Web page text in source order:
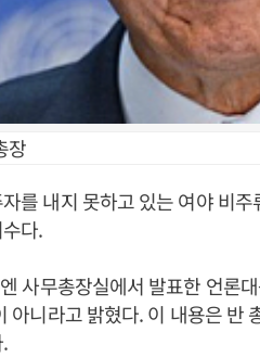
장
를 내지 못하고 있는 여야 비
다.
사무총장실에서 발표한 언론
아니라고 밝혔다. 이 내용은 반